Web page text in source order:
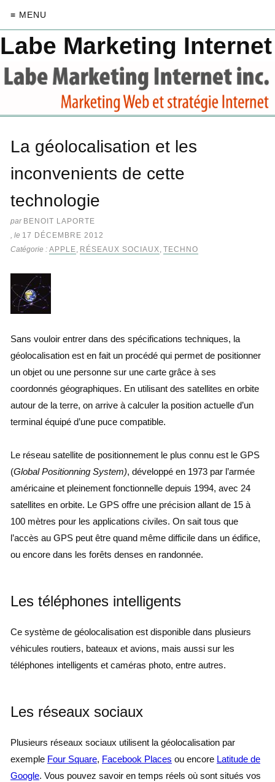
≡ MENU
Labe Marketing Internet
La géolocalisation et les
inconvenients de cette
technologie
par BENOIT LAPORTE
, le 17 DÉCEMBRE 2012
Catégorie : APPLE, RÉSEAUX SOCIAUX, TECHNO
Sans vouloir entrer dans des spécifications techniques, la
géolocalisation est en fait un procédé qui permet de positionner
un objet ou une personne sur une carte grâce à ses
coordonnés géographiques. En utilisant des satellites en orbite
autour de la terre, on arrive à calculer la position actuelle d’un
terminal équipé d’une puce compatible.
Le réseau satellite de positionnement le plus connu est le GPS
(Global Positionning System), développé en 1973 par l’armée
américaine et pleinement fonctionnelle depuis 1994, avec 24
satellites en orbite. Le GPS offre une précision allant de 15 à
100 mètres pour les applications civiles. On sait tous que
l’accès au GPS peut être quand même difficile dans un édifice,
ou encore dans les forêts denses en randonnée.
Les téléphones intelligents
Ce système de géolocalisation est disponible dans plusieurs
véhicules routiers, bateaux et avions, mais aussi sur les
téléphones intelligents et caméras photo, entre autres.
Les réseaux sociaux
Plusieurs réseaux sociaux utilisent la géolocalisation par
exemple Four Square, Facebook Places ou encore Latitude de
Google. Vous pouvez savoir en temps réels où sont situés vos